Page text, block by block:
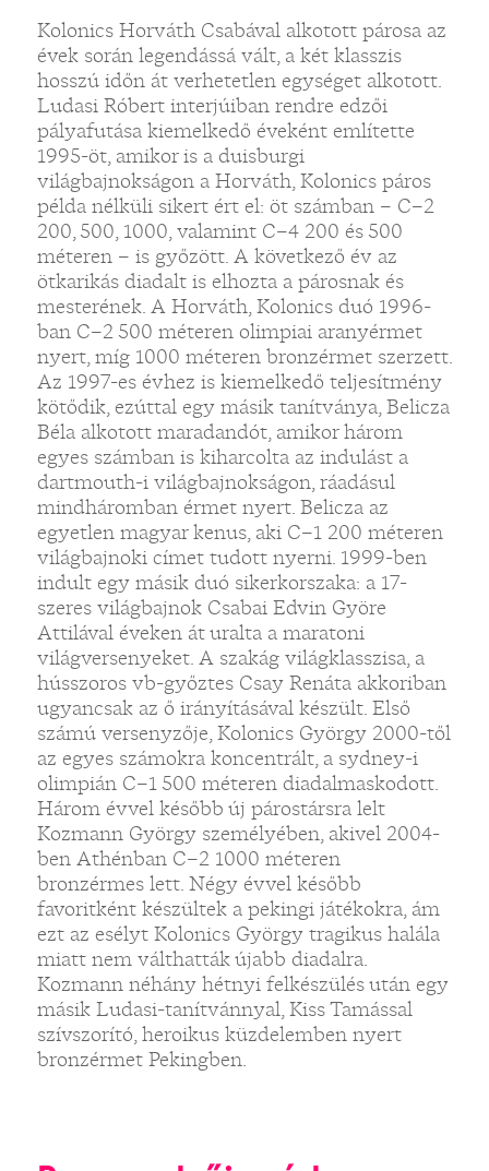
Kolonics Horváth Csabával alkotott párosa az
évek során legendássá vált, a két klasszis
hosszú időn át verhetetlen egységet alkotott.
Ludasi Róbert interjúiban rendre edzői
pályafutása kiemelkedő éveként említette
1995-öt, amikor is a duisburgi
világbajnokságon a Horváth, Kolonics páros
példa nélküli sikert ért el: öt számban – C–2
200, 500, 1000, valamint C–4 200 és 500
méteren – is győzött. A következő év az
ötkarikás diadalt is elhozta a párosnak és
mesterének. A Horváth, Kolonics duó 1996-
ban C–2 500 méteren olimpiai aranyérmet
nyert, míg 1000 méteren bronzérmet szerzett.
Az 1997-es évhez is kiemelkedő teljesítmény
kötődik, ezúttal egy másik tanítványa, Belicza
Béla alkotott maradandót, amikor három
egyes számban is kiharcolta az indulást a
dartmouth-i világbajnokságon, ráadásul
mindháromban érmet nyert. Belicza az
egyetlen magyar kenus, aki C–1 200 méteren
világbajnoki címet tudott nyerni. 1999-ben
indult egy másik duó sikerkorszaka: a 17-
szeres világbajnok Csabai Edvin Györe
Attilával éveken át uralta a maratoni
világversenyeket. A szakág világklasszisa, a
hússzoros vb-győztes Csay Renáta akkoriban
ugyancsak az ő irányításával készült. Első
számú versenyzője, Kolonics György 2000-től
az egyes számokra koncentrált, a sydney-i
olimpián C–1 500 méteren diadalmaskodott.
Három évvel később új párostársra lelt
Kozmann György személyében, akivel 2004-
ben Athénban C–2 1000 méteren
bronzérmes lett. Négy évvel később
favoritként készültek a pekingi játékokra, ám
ezt az esélyt Kolonics György tragikus halála
miatt nem válthatták újabb diadalra.
Kozmann néhány hétnyi felkészülés után egy
másik Ludasi-tanítvánnyal, Kiss Tamással
szívszorító, heroikus küzdelemben nyert
bronzérmet Pekingben.